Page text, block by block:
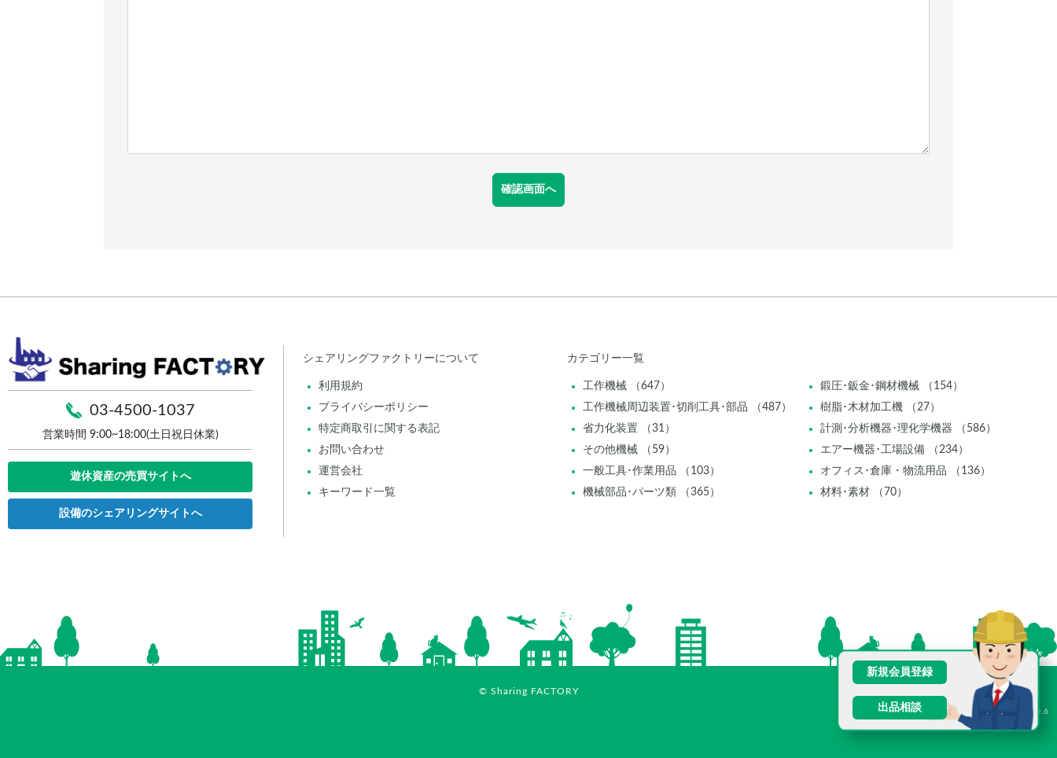
新規会員登録
出品相談
03-4500-1037
営業時間 9:00~18:00(土日祝日休業)
遊休資産の売買サイトへ
設備のシェアリングサイトへ
シェアリングファクトリーについて
利用規約
プライバシーポリシー
特定商取引に関する表記
お問い合わせ
運営会社
キーワード一覧
カテゴリー一覧
工作機械 （647）
鍛圧･鈑金･鋼材機械 （154）
工作機械周辺装置･切削工具･部品 （487）
樹脂･木材加工機 （27）
省力化装置 （31）
計測･分析機器･理化学機器 （586）
その他機械 （59）
エアー機器･工場設備 （234）
一般工具･作業用品 （103）
オフィス･倉庫・物流用品 （136）
機械部品･パーツ類 （365）
材料･素材 （70）
© Sharing FACTORY
V2.0.6